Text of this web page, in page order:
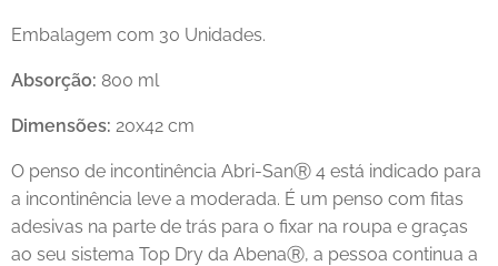
Embalagem com 30 Unidades.
Absorção: 800 ml
Dimensões: 20x42 cm
O penso de incontinência Abri-SanⓇ 4 está indicado para
a incontinência leve a moderada. É um penso com fitas
adesivas na parte de trás para o fixar na roupa e graças
ao seu sistema Top Dry da AbenaⓇ, a pessoa continua a